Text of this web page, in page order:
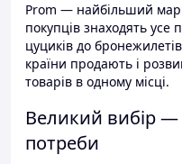
Prom — найбільший
покупців знаходять усе
цуциків до
країни продають і
товарів в одному місці.
Великий вибір —
потреби